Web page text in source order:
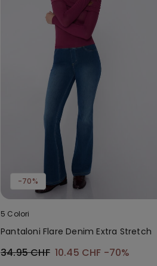
-70%
5 Colori
Pantaloni Flare Denim Extra Stretch
34.95 CHF 10.45 CHF -70%